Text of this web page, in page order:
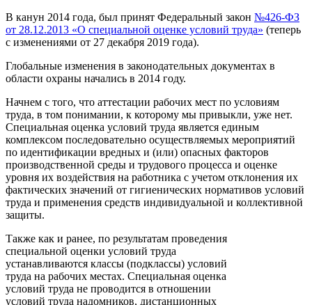
В канун 2014 года, был принят Федеральный закон №426-ФЗ
от 28.12.2013 «О специальной оценке условий труда» (теперь
с изменениями от 27 декабря 2019 года).
Глобальные изменения в законодательных документах в
области охраны начались в 2014 году.
Начнем с того, что аттестации рабочих мест по условиям
труда, в том понимании, к которому мы привыкли, уже нет.
Специальная оценка условий труда является единым
комплексом последовательно осуществляемых мероприятий
по идентификации вредных и (или) опасных факторов
производственной среды и трудового процесса и оценке
уровня их воздействия на работника с учетом отклонения их
фактических значений от гигиенических нормативов условий
труда и применения средств индивидуальной и коллективной
защиты.
Также как и ранее, по результатам проведения
специальной оценки условий труда
устанавливаются классы (подклассы) условий
труда на рабочих местах. Специальная оценка
условий труда не проводится в отношении
условий труда надомников, дистанционных